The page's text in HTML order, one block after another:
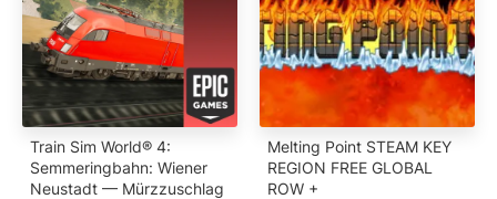
Train Sim World® 4:
Semmeringbahn: Wiener
Neustadt — Mürzzuschlag
Melting Point STEAM KEY
REGION FREE GLOBAL
ROW +